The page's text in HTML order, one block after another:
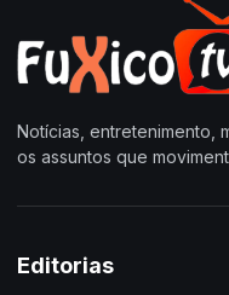
Notícias, entretenimento,
os assuntos que
Editorias